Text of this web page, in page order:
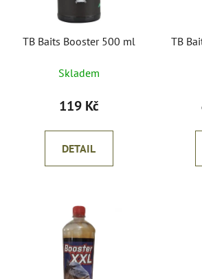
TB Baits Booster 500 ml
Skladem
119 Kč
DETAIL
TB